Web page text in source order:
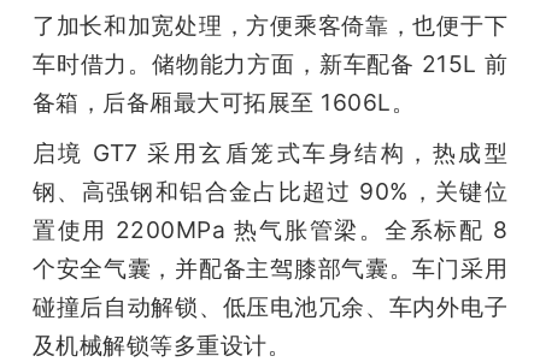
了加长和加宽处理，方便乘客倚靠，也便于下
车时借力。储物能力方面，新车配备 215L 前
备箱，后备厢最大可拓展至 1606L。
启境 GT7 采用玄盾笼式车身结构，热成型
钢、高强钢和铝合金占比超过 90%，关键位
置使用 2200MPa 热气胀管梁。全系标配 8
个安全气囊，并配备主驾膝部气囊。车门采用
碰撞后自动解锁、低压电池冗余、车内外电子
及机械解锁等多重设计。